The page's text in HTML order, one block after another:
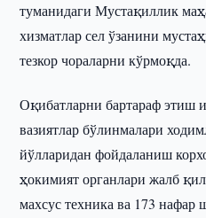
туманидаги Мустақиллик
хизматлар сел ўзанини
тезкор чораларни кўрмоқда.
Оқибатларни бартараф этиш
вазиятлар бўлинмалари
йўлларидан фойдаланиш
ҳокимият органлари жалб
махсус техника ва 173